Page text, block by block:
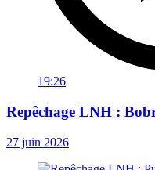
19:26
Repêchage LNH :
27 juin 2026